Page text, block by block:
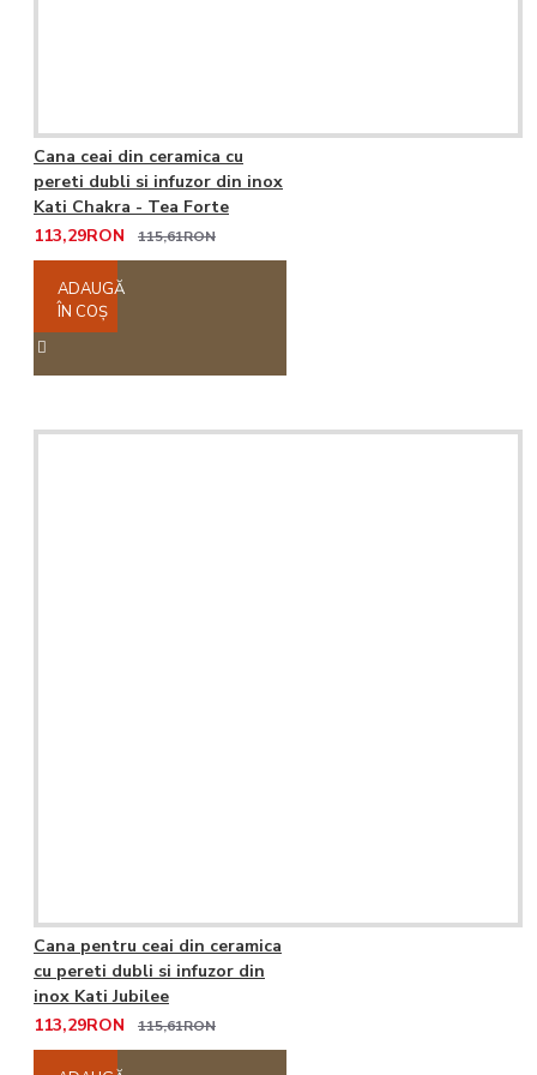
Cana ceai din ceramica cu
pereti dubli si infuzor din inox
Kati Chakra - Tea Forte
113,29RON
115,61RON
ADAUGĂ
ÎN COŞ
Cana pentru ceai din ceramica
cu pereti dubli si infuzor din
inox Kati Jubilee
113,29RON
115,61RON